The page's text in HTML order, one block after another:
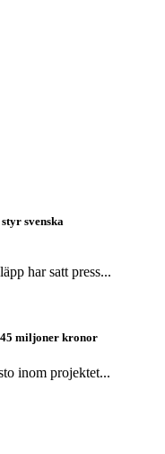
svenska
har satt press...
miljoner kronor
inom projektet...